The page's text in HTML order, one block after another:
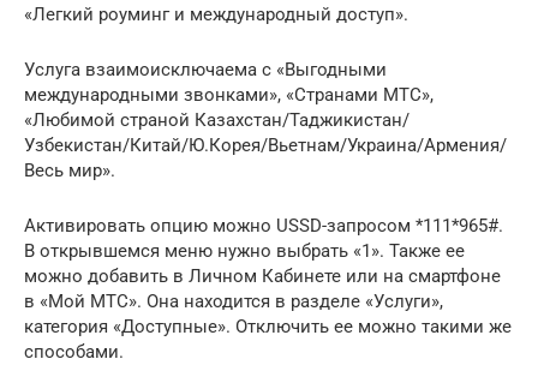
«Легкий роуминг и международный доступ».
Услуга взаимоисключаема с «Выгодными
международными звонками», «Странами МТС»,
«Любимой страной Казахстан/Таджикистан/
Узбекистан/Китай/Ю.Корея/Вьетнам/Украина/Армения/
Весь мир».
Активировать опцию можно USSD-запросом *111*965#.
В открывшемся меню нужно выбрать «1». Также ее
можно добавить в Личном Кабинете или на смартфоне
в «Мой МТС». Она находится в разделе «Услуги»,
категория «Доступные». Отключить ее можно такими же
способами.